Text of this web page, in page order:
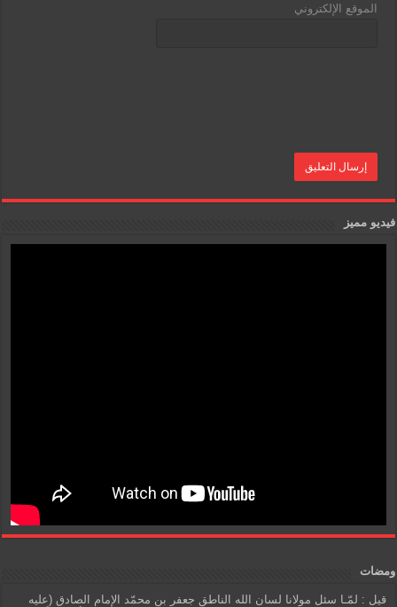
الموقع الإلكتروني
فيديو مميز
ومضات
قيل : لمّـا سئل مولانا لسان الله الناطق جعفر بن محمّد الإمام الصادق (عليه